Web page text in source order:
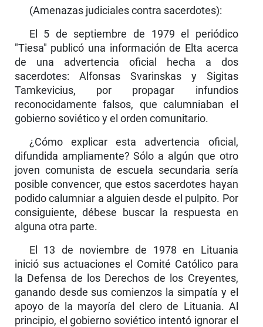
(Amenazas judiciales contra sacerdotes):
El 5 de septiembre de 1979 el periódico
"Tiesa" publicó una información de Elta acerca
de una advertencia oficial hecha a dos
sacerdotes: Alfonsas Svarinskas y Sigitas
Tamkevicius, por propagar infundios
reconocidamente falsos, que calumniaban el
gobierno soviético y el orden comunitario.
¿Cómo explicar esta advertencia oficial,
difundida ampliamente? Sólo a algún que otro
joven comunista de escuela secundaria sería
posible convencer, que estos sacerdotes hayan
podido calumniar a alguien desde el pulpito. Por
consiguiente, débese buscar la respuesta en
alguna otra parte.
El 13 de noviembre de 1978 en Lituania
inició sus actuaciones el Comité Católico para
la Defensa de los Derechos de los Creyentes,
ganando desde sus comienzos la simpatía y el
apoyo de la mayoría del clero de Lituania. Al
principio, el gobierno soviético intentó ignorar el